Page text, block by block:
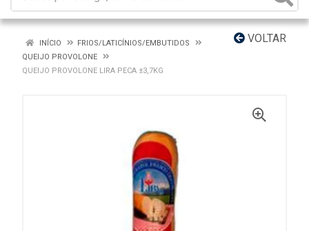
VOLTAR
INÍCIO
FRIOS/LATICÍNIOS/EMBUTIDOS
QUEIJO PROVOLONE
QUEIJO PROVOLONE LIRA PECA ±3,7KG